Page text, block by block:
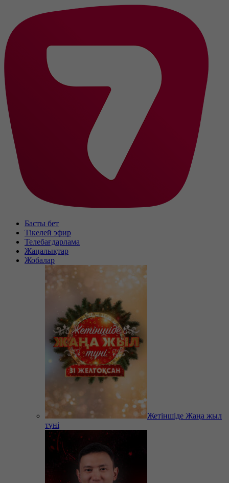
Басты бет
Тікелей эфир
Телебағдарлама
Жаңалықтар
Жобалар
Жетіншіде Жаңа жыл
түні